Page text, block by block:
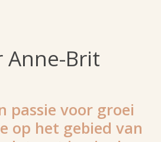
Anne-Brit
passie voor groei
op het gebied van